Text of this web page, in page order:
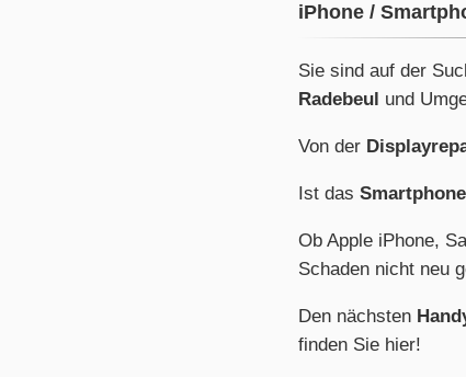
iPhone /
Sie sind auf der
Radebeul und
Von der
Ist das
Ob Apple iPhone,
Schaden nicht neu
Den nächsten
finden Sie hier!